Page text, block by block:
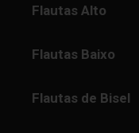
Flautas Alto
Flautas Baixo
Flautas de Bisel